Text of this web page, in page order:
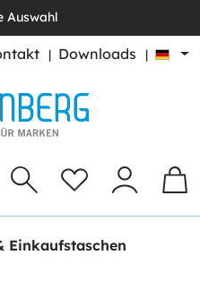
Auswahl
Downloads
Einkaufstaschen